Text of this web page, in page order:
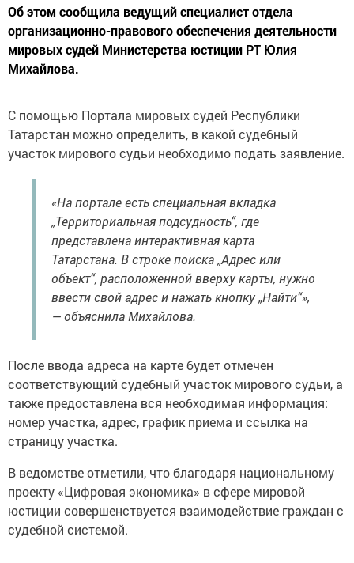
Об этом сообщила ведущий специалист отдела
организационно-правового обеспечения деятельности
мировых судей Министерства юстиции РТ Юлия
Михайлова.
С помощью Портала мировых судей Республики
Татарстан можно определить, в какой судебный
участок мирового судьи необходимо подать заявление.
«На портале есть специальная вкладка
„Территориальная подсудность“, где
представлена интерактивная карта
Татарстана. В строке поиска „Адрес или
объект“, расположенной вверху карты, нужно
ввести свой адрес и нажать кнопку „Найти“»,
— объяснила Михайлова.
После ввода адреса на карте будет отмечен
соответствующий судебный участок мирового судьи, а
также предоставлена вся необходимая информация:
номер участка, адрес, график приема и ссылка на
страницу участка.
В ведомстве отметили, что благодаря национальному
проекту «Цифровая экономика» в сфере мировой
юстиции совершенствуется взаимодействие граждан с
судебной системой.